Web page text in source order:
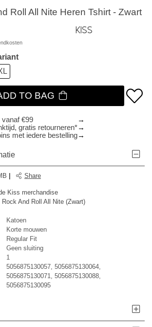
Roll All Nite Heren Tshirt - Zwart
Kiss
TO BAG
€99
gratis retourneren*
met iedere bestelling
Share
Kiss merchandise
And Roll All Nite (Zwart)
Katoen
Korte mouwen
Regular Fit
Geen sluiting
1
5056875130057, 5056875130064,
5056875130071, 5056875130088,
5056875130095